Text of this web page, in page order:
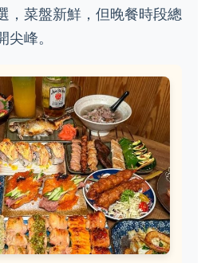
，菜盤新鮮，但晚餐時段總
峰。